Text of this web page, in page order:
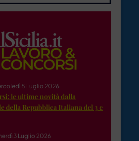
8 Luglio 2026
le ultime novità dalla
della Repubblica Italiana del 3 e
3 Luglio 2026